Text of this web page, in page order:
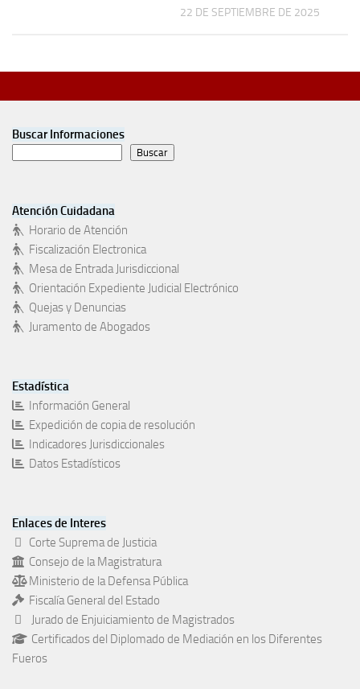
22 DE SEPTIEMBRE DE 2025
Buscar Informaciones
Buscar
Atención Cuidadana
Horario de Atención
Fiscalización Electronica
Mesa de Entrada Jurisdiccional
Orientación Expediente Judicial Electrónico
Quejas y Denuncias
Juramento de Abogados
Estadística
Información General
Expedición de copia de resolución
Indicadores Jurisdiccionales
Datos Estadísticos
Enlaces de Interes
Corte Suprema de Justicia
Consejo de la Magistratura
Ministerio de la Defensa Pública
Fiscalía General del Estado
Jurado de Enjuiciamiento de Magistrados
Certificados del Diplomado de Mediación en los Diferentes
Fueros